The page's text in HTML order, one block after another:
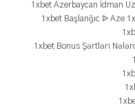
1xbet Azerbaycan İdman
1xbet Başlanğıc ᐉ Aze
1xbet Bonus Şərtləri